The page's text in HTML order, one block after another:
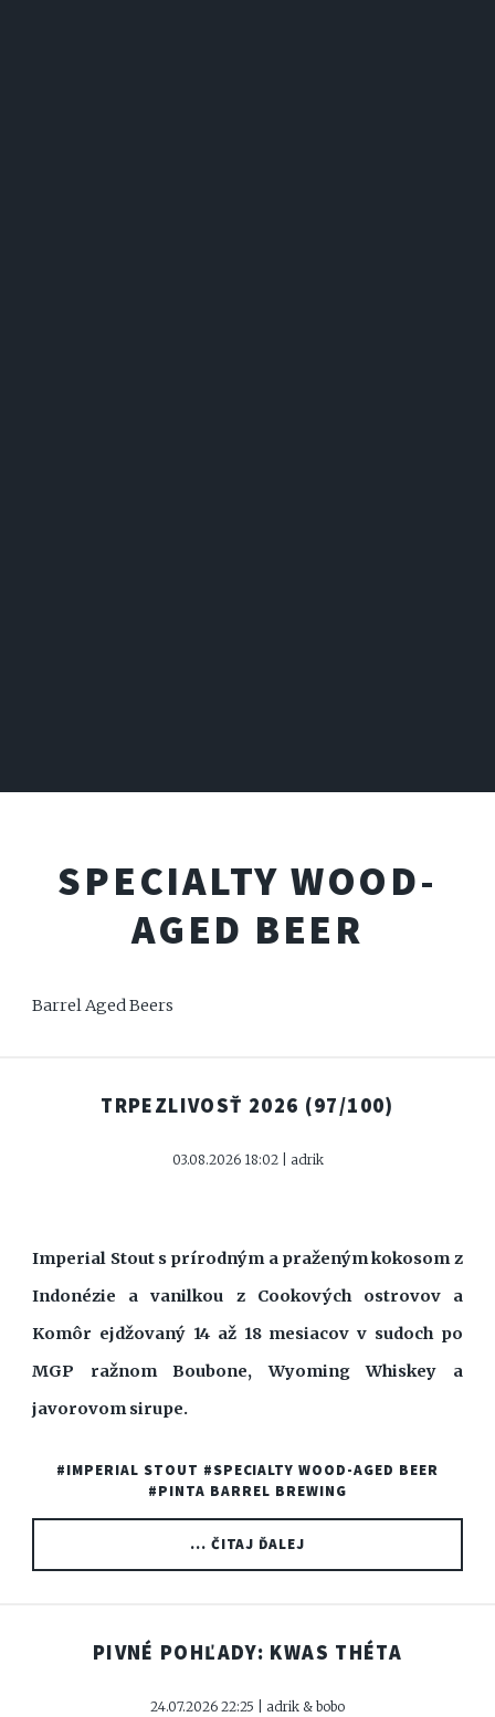
SPECIALTY WOOD-
AGED BEER
Barrel Aged Beers
TRPEZLIVOSŤ 2026 (97/100)
03.08.2026 18:02 | adrik
Imperial Stout s prírodným a praženým kokosom z
Indonézie a vanilkou z Cookových ostrovov a
Komôr ejdžovaný 14 až 18 mesiacov v sudoch po
MGP ražnom Boubone, Wyoming Whiskey a
javorovom sirupe.
#IMPERIAL STOUT #SPECIALTY WOOD-AGED BEER
#PINTA BARREL BREWING
... ČITAJ ĎALEJ
PIVNÉ POHĽADY: KWAS THÉTA
24.07.2026 22:25 | adrik & bobo